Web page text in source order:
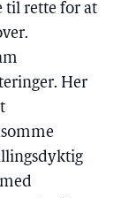
til rette for at
Her